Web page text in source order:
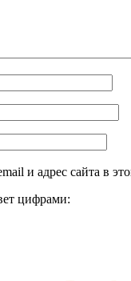
и адрес сайта в
цифрами: